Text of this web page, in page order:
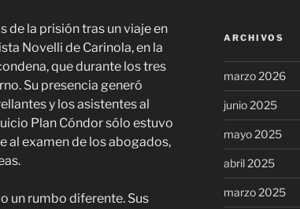
de la prisión tras un viaje en
Novelli de Carinola, en la
que durante los tres
Su presencia generó
y los asistentes al
Plan Cóndor sólo estuvo
al examen de los abogados,
un rumbo diferente. Sus
ARCHIVOS
marzo 2026
junio 2025
mayo 2025
abril 2025
marzo 2025